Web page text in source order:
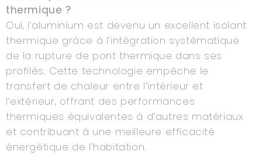
thermique ?
Oui, l’aluminium est devenu un excellent isolant
thermique grâce à l’intégration systématique
de la rupture de pont thermique dans ses
profilés. Cette technologie empêche le
transfert de chaleur entre l’intérieur et
l’extérieur, offrant des performances
thermiques équivalentes à d’autres matériaux
et contribuant à une meilleure efficacité
énergétique de l’habitation.